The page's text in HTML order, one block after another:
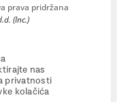
prava pridržana
(Inc.)
nas
privatnosti
kolačića